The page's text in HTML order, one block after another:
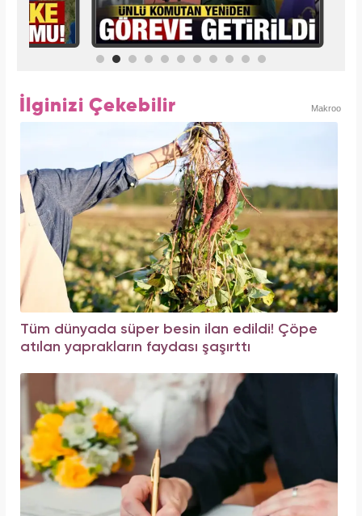
İlginizi Çekebilir Makroo
Tüm dünyada süper besin ilan edildi! Çöpe
atılan yaprakların faydası şaşırttı